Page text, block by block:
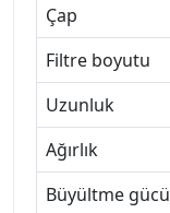
Çap
Filtre boyutu
Uzunluk
Ağırlık
Büyültme gücü